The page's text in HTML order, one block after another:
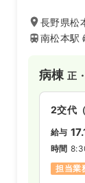
長野県松
南松本駅
病棟正
2交代
給与
時間
担当業